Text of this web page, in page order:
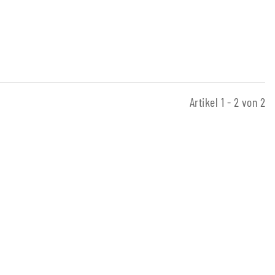
Artikel 1 - 2 von 2